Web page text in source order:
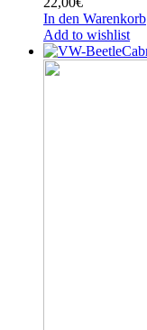
In den Warenkorb
Add to wishlist